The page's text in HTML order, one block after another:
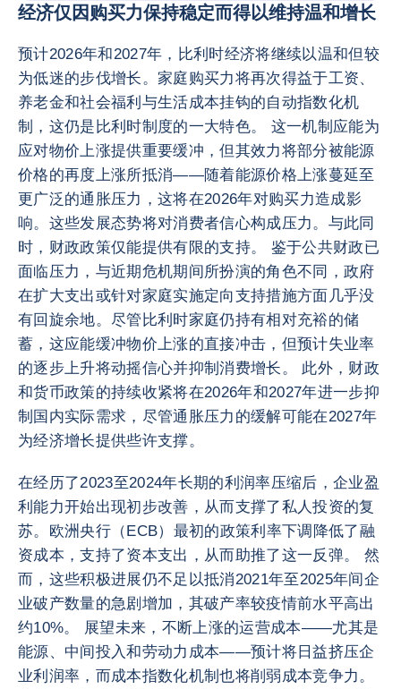
经济仅因购买力保持稳定而得以维持温和增长
预计2026年和2027年，比利时经济将继续以温和但较
为低迷的步伐增长。家庭购买力将再次得益于工资、
养老金和社会福利与生活成本挂钩的自动指数化机
制，这仍是比利时制度的一大特色。 这一机制应能为
应对物价上涨提供重要缓冲，但其效力将部分被能源
价格的再度上涨所抵消——随着能源价格上涨蔓延至
更广泛的通胀压力，这将在2026年对购买力造成影
响。这些发展态势将对消费者信心构成压力。与此同
时，财政政策仅能提供有限的支持。 鉴于公共财政已
面临压力，与近期危机期间所扮演的角色不同，政府
在扩大支出或针对家庭实施定向支持措施方面几乎没
有回旋余地。尽管比利时家庭仍持有相对充裕的储
蓄，这应能缓冲物价上涨的直接冲击，但预计失业率
的逐步上升将动摇信心并抑制消费增长。 此外，财政
和货币政策的持续收紧将在2026年和2027年进一步抑
制国内实际需求，尽管通胀压力的缓解可能在2027年
为经济增长提供些许支撑。
在经历了2023至2024年长期的利润率压缩后，企业盈
利能力开始出现初步改善，从而支撑了私人投资的复
苏。欧洲央行（ECB）最初的政策利率下调降低了融
资成本，支持了资本支出，从而助推了这一反弹。 然
而，这些积极进展仍不足以抵消2021年至2025年间企
业破产数量的急剧增加，其破产率较疫情前水平高出
约10%。 展望未来，不断上涨的运营成本——尤其是
能源、中间投入和劳动力成本——预计将日益挤压企
业利润率，而成本指数化机制也将削弱成本竞争力。